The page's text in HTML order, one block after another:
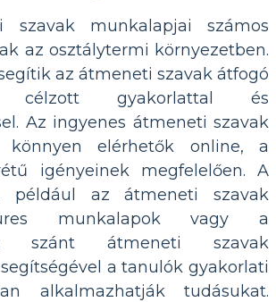
szavak munkalapjai számos
az osztálytermi környezetben.
az átmeneti szavak átfogó
célzott gyakorlattal és
Az ingyenes átmeneti szavak
könnyen elérhetők online, a
igényeinek megfelelően. A
például az átmeneti szavak
munkalapok vagy a
szánt átmeneti szavak
a tanulók gyakorlati
alkalmazhatják tudásukat.